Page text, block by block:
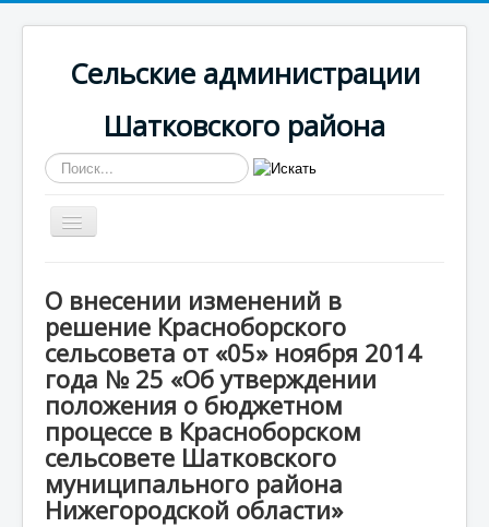
Сельские администрации
Шатковского района
Искать...
Включить/
выключить
Красноборская
Противодействие коррупции
О внесении изменений в решение Красноборского
сельсовета от «05» ноября 2014 года № 25 «Об
утверждении положения о бюджетном процессе в
Красноборском сельсовете Шатковского
муниципального района Нижегородской области»
О внесении изменений в
решение Красноборского
сельсовета от «05» ноября 2014
года № 25 «Об утверждении
положения о бюджетном
процессе в Красноборском
сельсовете Шатковского
муниципального района
Нижегородской области»